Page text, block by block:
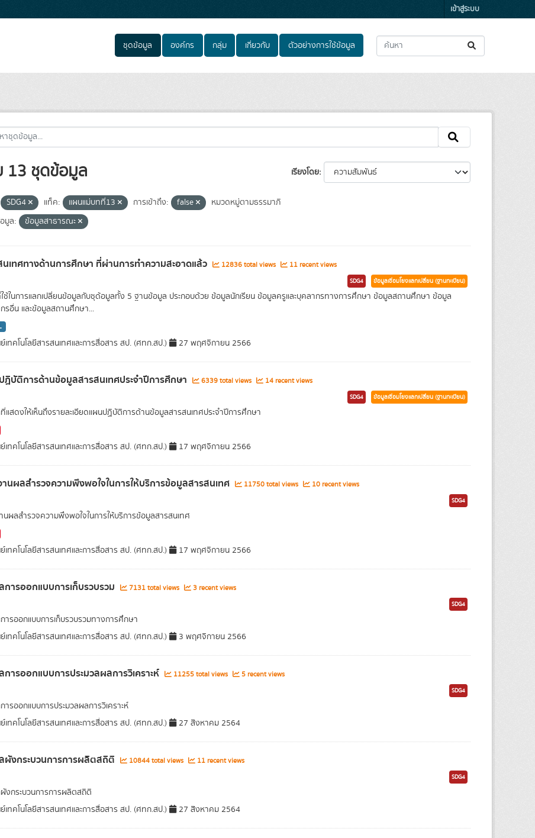
เข้าสู่ระบบ
ชุดข้อมูล องค์กร กลุ่ม เกี่ยวกับ ตัวอย่างการใช้ข้อมูล
เรียงโดย
13 ชุดข้อมูล
SDG4 แท็ค: แผนแม่บทที่13 การเข้าถึง: false
หมวดหมู่ตามธรรมาภิ
มูล:
ข้อมูลสาธารณะ
เทศทางด้านการศึกษา ที่ผ่านการทำความสะอาดแล้ว 12836 total views 11 recent views
SDG4 ข้อมูลเชื่อมโยงแลกเปลี่ยน (ฐานทะเบียน)
ช้ในการแลกเปลี่ยนข้อมูลกับชุด้อมูลทั้ง 5 ฐานข้อมูล ประกอบด้วย ข้อมูลนักเรียน ข้อมูลครูและบุคลากรทางการศึกษา ข้อมูลสถานศึกษา ข้อมูล
รอื่น และข้อมูลสถานศึกษา...
ทคโนโลยีสารสนเทศและการสื่อสาร สป. (ศทก.สป.) 27 พฤศจิกายน 2566
ฏิบัติการด้านข้อมูลสารสนเทศประจำปีการศึกษา 6339 total views 14 recent views
SDG4 ข้อมูลเชื่อมโยงแลกเปลี่ยน (ฐานทะเบียน)
แสดงให้เห็นถึงรายละเอียดแผนปฏิบัติการด้านข้อมูลสารสนเทศประจำปีการศึกษา
ทคโนโลยีสารสนเทศและการสื่อสาร สป. (ศทก.สป.) 17 พฤศจิกายน 2566
นผลสำรวจความพึงพอใจในการให้บริการข้อมูลสารสนเทศ 11750 total views 10 recent views
SDG4
นผลสำรวจความพึงพอใจในการให้บริการข้อมูลสารสนเทศ
ทคโนโลยีสารสนเทศและการสื่อสาร สป. (ศทก.สป.) 17 พฤศจิกายน 2566
ารออกแบบการเก็บรวบรวม 7131 total views 3 recent views
SDG4
ารออกแบบการเก็บรวบรวมทางการศึกษา
ทคโนโลยีสารสนเทศและการสื่อสาร สป. (ศทก.สป.)
3 พฤศจิกายน 2566
ารออกแบบการประมวลผลการวิเคราะห์ 11255 total views 5 recent views
SDG4
ารออกแบบการประมวลผลการวิเคราะห์
ทคโนโลยีสารสนเทศและการสื่อสาร สป. (ศทก.สป.)
27 สิงหาคม 2564
ผังกระบวนการการผลิตสถิติ 10844 total views 11 recent views
SDG4
งกระบวนการการผลิตสถิติ
ทคโนโลยีสารสนเทศและการสื่อสาร สป. (ศทก.สป.)
27 สิงหาคม 2564